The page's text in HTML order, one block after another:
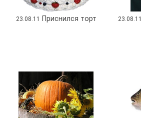
23.08.11 Приснился торт 23.08.11